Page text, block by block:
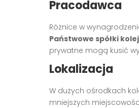
Pracodawca
Różnice w
Państwowe spółki
prywatne mogą kusić
Lokalizacja
W dużych ośrodkach
mniejszych